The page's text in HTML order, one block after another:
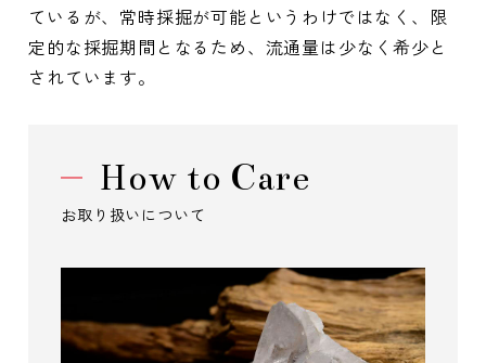
ているが、常時採掘が可能というわけではなく、限
定的な採掘期間となるため、流通量は少なく希少と
されています。
How to Care
お取り扱いについて